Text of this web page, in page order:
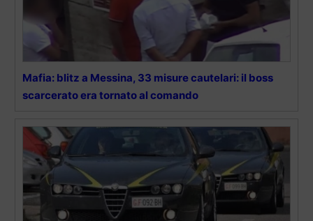
Mafia: blitz a Messina, 33 misure cautelari: il boss
scarcerato era tornato al comando